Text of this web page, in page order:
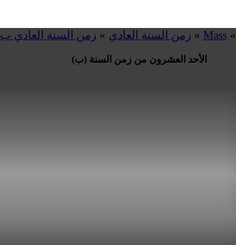
»
Mass
» زمن السنة العادي » زمن السنة العادي ب
الأحد العشرون من زمن السنة (ب)